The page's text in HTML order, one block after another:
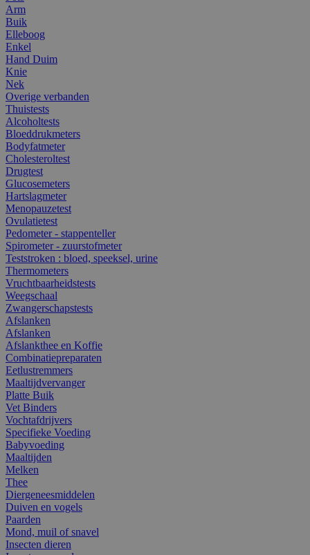
Arm
Buik
Elleboog
Enkel
Hand Duim
Knie
Nek
Overige verbanden
Thuistests
Alcoholtests
Bloeddrukmeters
Bodyfatmeter
Cholesteroltest
Drugtest
Glucosemeters
Hartslagmeter
Menopauzetest
Ovulatietest
Pedometer - stappenteller
Spirometer - zuurstofmeter
Teststroken : bloed, speeksel, urine
Thermometers
Vruchtbaarheidstests
Weegschaal
Zwangerschapstests
Afslanken
Afslanken
Afslankthee en Koffie
Combinatiepreparaten
Eetlustremmers
Maaltijdvervanger
Platte Buik
Vet Binders
Vochtafdrijvers
Specifieke Voeding
Babyvoeding
Maaltijden
Melken
Thee
Diergeneesmiddelen
Duiven en vogels
Paarden
Mond, muil of snavel
Insecten dieren